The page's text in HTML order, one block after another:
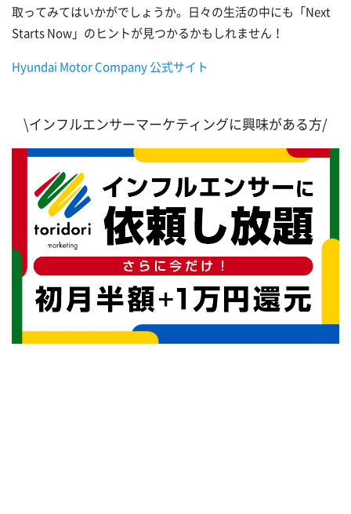
取ってみてはいかがでしょうか。日々の生活の中にも「Next
Starts Now」のヒントが見つかるかもしれません！
Hyundai Motor Company 公式サイト
\インフルエンサーマーケティングに興味がある方/